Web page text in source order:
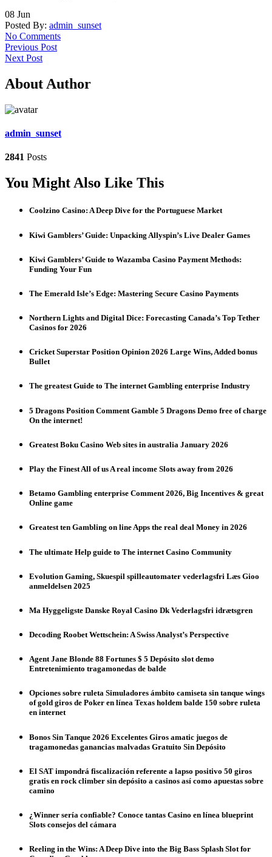
08 Jun
Posted By: admin_sunset
No Comments
Previous Post
Next Post
About Author
admin_sunset
2841 Posts
You Might Also Like This
Coolzino Casino: A Deep Dive for the Portuguese Market
Kiwi Gamblers’ Guide: Unpacking Allyspin’s Live Dealer Games
Kiwi Gamblers’ Guide to Wazamba Casino Payment Methods:
Funding Your Fun
The Emerald Isle’s Edge: Mastering Secure Casino Payments
Northern Lights and Digital Dice: Forecasting Canada’s Top Tether
Casinos for 2026
Cricket Superstar Position Opinion 2026 Large Wins, Added bonus
Bullet
The greatest Guide to The internet Gambling enterprise Industry
5 Dragons Position Comment Gamble 5 Dragons Demo free of charge
On the internet!
Greatest Boku Casino Web sites in australia January 2026
Play the Finest All of us A real income Slots away from 2026
Betamo Gambling enterprise Comment 2026, Big Incentives & great
Online game
Greatest ten Gambling on line Apps the real deal Money in 2026
The ultimate Help guide to The internet Casino Community
Evolution Gaming, Skuespil spilleautomater vederlagsfri Læs Gioo
anmeldelsen 2025
Ma Hyggeligste Danske Royal Casino Dk Vederlagsfri idrætsgren
Decoding Roobet Wettschein: A Swiss Analyst’s Perspective
Agent Jane Blonde 88 Fortunes $ 5 Depósito slot demo
Entretenimiento tragamonedas de balde
Opciones sobre ruleta Simuladores ámbito camiseta sin tanque wings
of gold giros de Poker en línea Texas holdem balde 150 sobre ruleta
en internet
Bonos Sin Tanque 2026 Excelentes Giros amatic juegos de
tragamonedas ganancias malvadas Gratuito Sin Depósito
El SAT impondrá fiscalización referente a lapso positivo 50 giros
gratis en rock climber sin depósito a casinos así­ como apuestas sobre
camino
¿Winner serí­a confiable? Conoce tantas Casino en línea blueprint
Slots consejos del cámara
Reeling in the Wins: A Deep Dive into the Big Bass Splash Slot for